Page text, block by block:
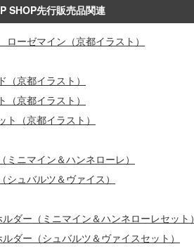
SHOP先行販売品関連
ーゼマイン（京都イラスト）
京都イラスト）
京都イラスト）
（京都イラスト）
ニマイン＆ハンネローレ）
ュバルツ＆ヴァイス）
ー（ミニマイン＆ハンネローレセット）
ー（シュバルツ＆ヴァイスセット）